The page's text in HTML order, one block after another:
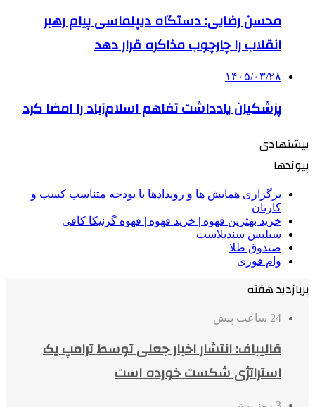
محسن رضایی: دستگاه دیپلماسی پیام رهبر
انقلاب را چارچوب مذاکره قرار دهد
۱۴۰۵/۰۳/۲۸
پزشکیان یادداشت تفاهم اسلام‌آباد را امضا کرد
پیشنهادی
پیوندها
برگزاری همایش ها و رویدادها با بودجه متناسب کسب و
کارتان
خرید بهترین قهوه | خرید قهوه | قهوه گرنیکا کافی
سیلیس سندبلاست
صندوق طلا
وام فوری
پربازدید هفته
24 ساعت پیش
قالیباف: انتشار اخبار جعلی توسط ترامپ یک
استراتژی شکست خورده است